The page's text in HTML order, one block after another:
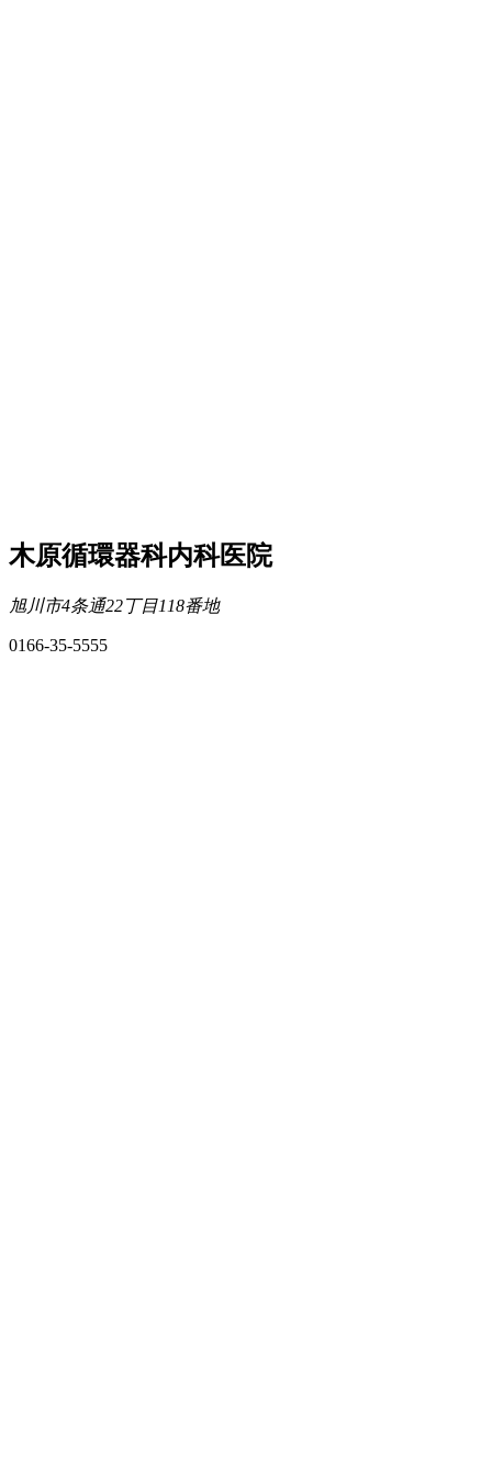
木原循環器科内科医院
旭川市4条通22丁目118番地
0166-35-5555